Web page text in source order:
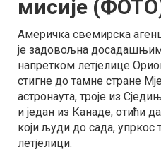
мисије
Америчка свемирска
је задовољна
напретком летјелице
стигне до тамне стране
астронаута, троје из
и један из Канаде, отићи
који људи до сада,
летјелици.